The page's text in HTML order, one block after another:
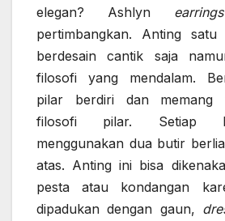
elegan? Ashlyn
pertimbangkan. Anting
berdesain cantik saja
filosofi yang mendalam.
pilar berdiri dan memang
filosofi pilar. Setiap
menggunakan dua butir
atas. Anting ini bisa
pesta atau kondangan
dipadukan dengan gaun,